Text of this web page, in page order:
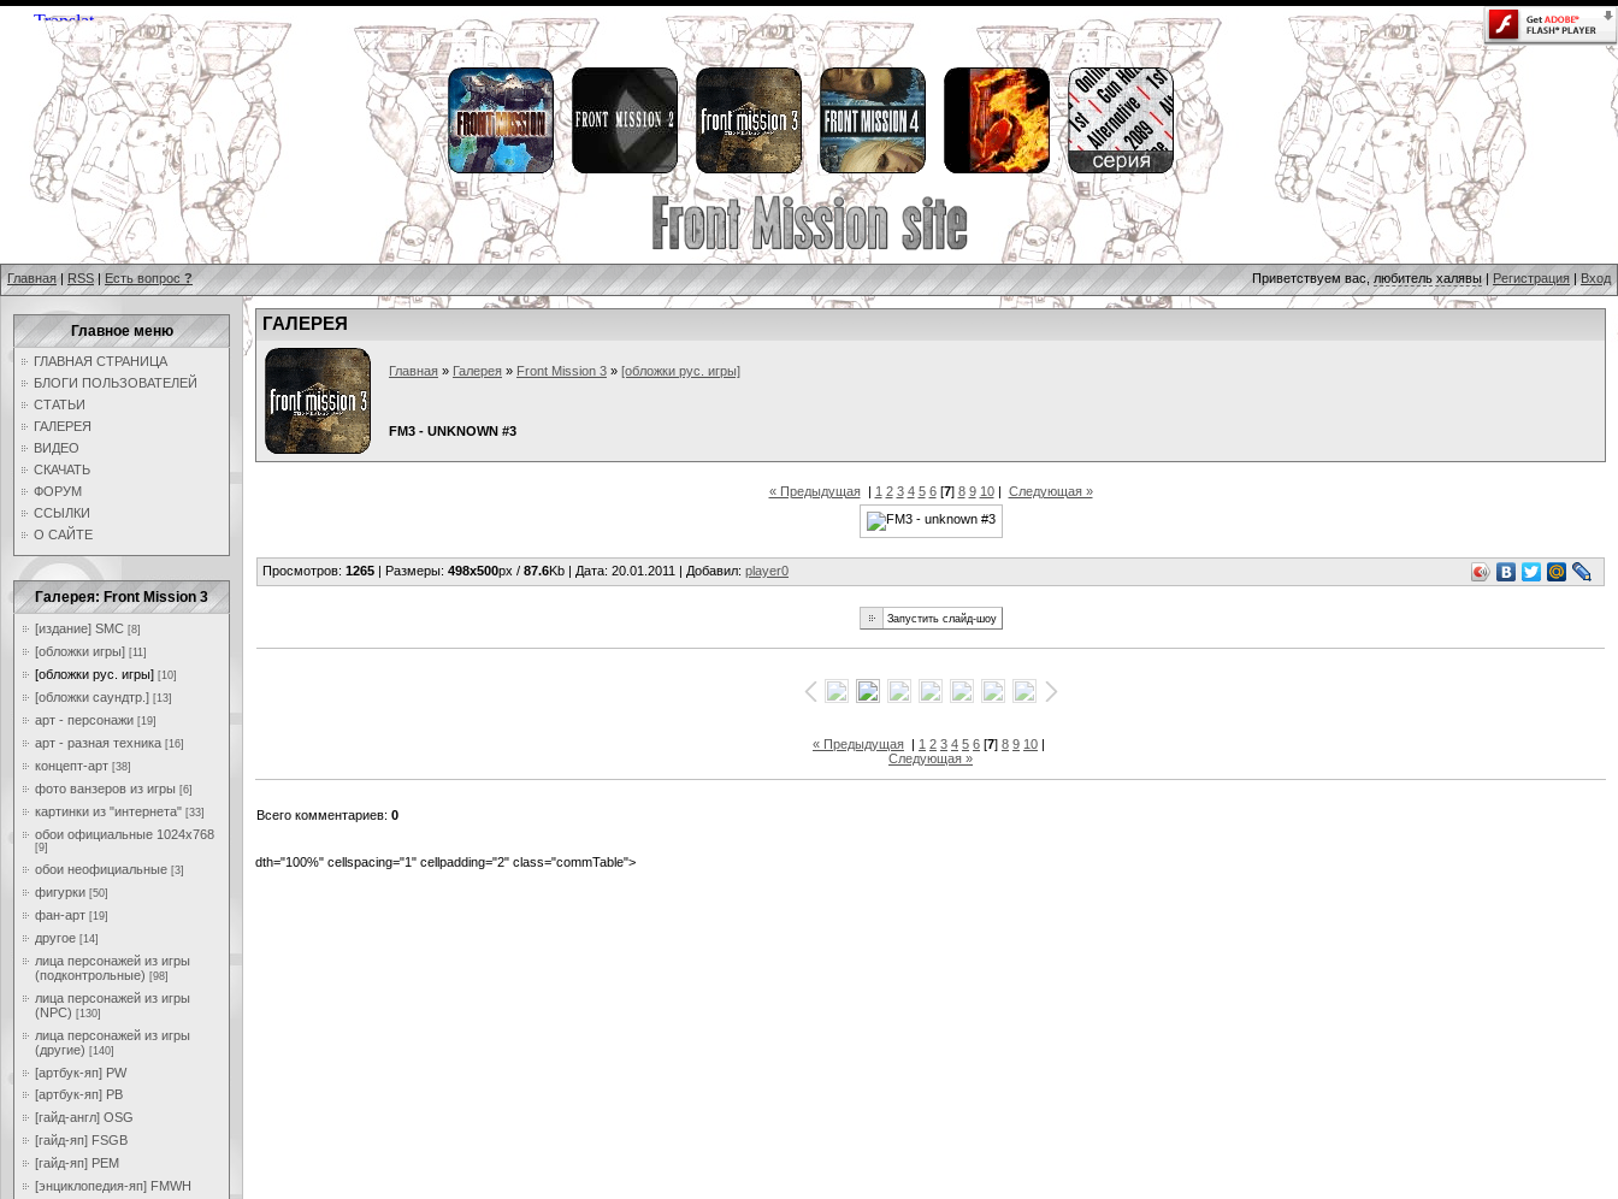
Главная | RSS | Есть вопрос ? Приветствуем вас, любитель халявы | Регистрация |Вход
Главное меню
ГЛАВНАЯ СТРАНИЦА
БЛОГИ ПОЛЬЗОВАТЕЛЕЙ
СТАТЬИ
ГАЛЕРЕЯ
ВИДЕО
СКАЧАТЬ
ФОРУМ
ССЫЛКИ
О САЙТЕ
Галерея: Front Mission 3
[издание] SMC [8]
[обложки игры] [11]
[обложки рус. игры] [10]
[обложки саундтр.] [13]
арт - персонажи [19]
арт - разная техника [16]
концепт-арт [38]
фото ванзеров из игры [6]
картинки из "интернета" [33]
обои официальные 1024x768
[9]
обои неофициальные [3]
фигурки [50]
фан-арт [19]
другое [14]
лица персонажей из игры
(подконтрольные) [98]
лица персонажей из игры
(NPC) [130]
лица персонажей из игры
(другие) [140]
[артбук-яп] PW
[артбук-яп] PB
[гайд-англ] OSG
[гайд-яп] FSGB
[гайд-яп] PEM
[энциклопедия-яп] FMWH
ГАЛЕРЕЯ
Главная » Галерея » Front Mission 3 » [обложки рус. игры]
FM3 - UNKNOWN #3
« Предыдущая| 1 2 3 4 5 6[7] 8 9 10| Следующая »
Просмотров: 1265 | Размеры: 498x500px / 87.6Kb | Дата: 20.01.2011 | Добавил: player0
« Предыдущая | 1 2 3 4 5 6 [7] 8 9 10 |
Следующая »
Всего комментариев: 0
dth="100%" cellspacing="1" cellpadding="2" class="commTable">